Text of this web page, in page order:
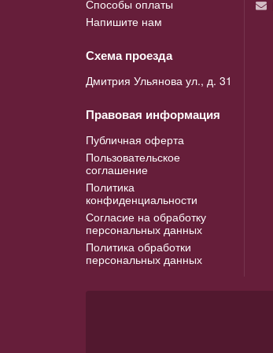
Способы оплаты
Напишите нам
Схема проезда
Дмитрия Ульянова ул., д. 31
Правовая информация
Публичная оферта
Пользовательское
соглашение
Политика
конфиденциальности
Согласие на обработку
персональных данных
Политика обработки
персональных данных